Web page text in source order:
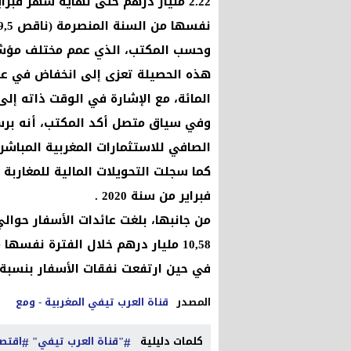
نفسها من السنة المنصرمة (ناقص 19,5 بالمائة).
وحسب المكتب، الذي عمم مختلف
المائة، مع الإشارة في الوقت ذاته إلى
وفي سياق متصل أكد المكتب، أنه
الصافي للاستثمارات المغربية المباشرة بالخارج من 1,6 مليار
فبراير من سنة 2020 .
في حين ارتفعت نفقات الأسفار بنسبة 15,5 في المائة ( 3,29 مليار
المصدر قناة العرب تيفي المغربية - ومع
كلمات دليلية
"قناة العرب تيفي"